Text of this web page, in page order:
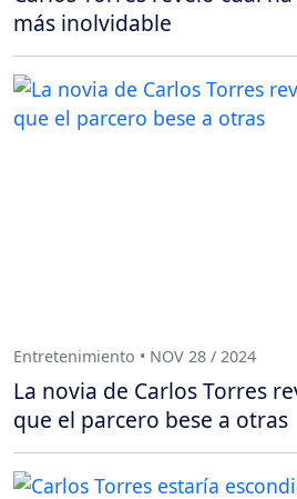
más inolvidable
Entretenimiento • NOV 28 / 2024
La novia de Carlos Torres
que el parcero bese a otras